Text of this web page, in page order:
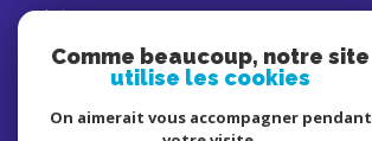
Admin
Nos honoraires
Comme beaucoup, notre site
utilise les cookies
On aimerait vous accompagner pendant